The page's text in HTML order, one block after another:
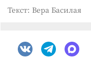
Текст: Вера Басилая